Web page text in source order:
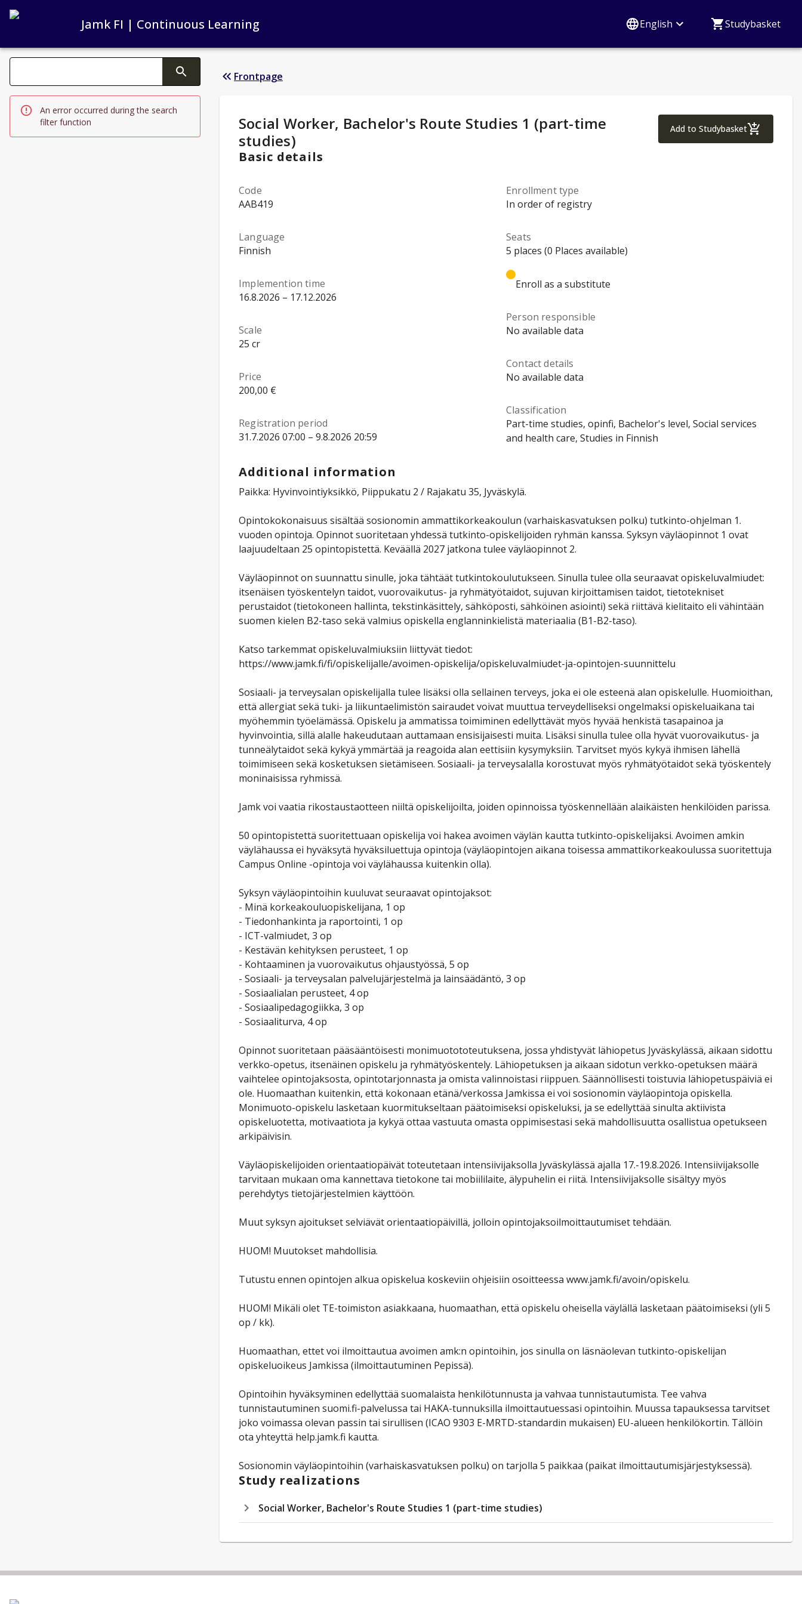
Jamk FI | Continuous Learning English Studybasket
Search filters
Changing the text triggers search
An error occurred during the search
filter function
Frontpage
Study Details:
Social Worker, Bachelor's Route Studies 1 (part-time
studies)
Add to StudybasketSocial Worker,
Basic details
Code
AAB419
Language
Finnish
Implemention time
16.8.2026 – 17.12.2026
Scale
25 cr
Price
200,00 €
Registration period
31.7.2026 07:00 – 9.8.2026 20:59
Enrollment type
In order of registry
Seats
5 places (0 Places available)
Enroll as a substitute
Person responsible
No available data
Contact details
No available data
Classification
Part-time studies, opinfi, Bachelor's level, Social services
and health care, Studies in Finnish
Additional information
Paikka: Hyvinvointiyksikkö, Piippukatu 2 / Rajakatu 35, Jyväskylä.
Opintokokonaisuus sisältää sosionomin ammattikorkeakoulun (varhaiskasvatuksen polku) tutkinto-ohjelman 1.
vuoden opintoja. Opinnot suoritetaan yhdessä tutkinto-opiskelijoiden ryhmän kanssa. Syksyn väyläopinnot 1 ovat
laajuudeltaan 25 opintopistettä. Keväällä 2027 jatkona tulee väyläopinnot 2.
Väyläopinnot on suunnattu sinulle, joka tähtäät tutkintokoulutukseen. Sinulla tulee olla seuraavat opiskeluvalmiudet:
itsenäisen työskentelyn taidot, vuorovaikutus- ja ryhmätyötaidot, sujuvan kirjoittamisen taidot, tietotekniset
perustaidot (tietokoneen hallinta, tekstinkäsittely, sähköposti, sähköinen asiointi) sekä riittävä kielitaito eli vähintään
suomen kielen B2-taso sekä valmius opiskella englanninkielistä materiaalia (B1-B2-taso).
Katso tarkemmat opiskeluvalmiuksiin liittyvät tiedot:
https://www.jamk.fi/fi/opiskelijalle/avoimen-opiskelija/opiskeluvalmiudet-ja-opintojen-suunnittelu
Sosiaali- ja terveysalan opiskelijalla tulee lisäksi olla sellainen terveys, joka ei ole esteenä alan opiskelulle. Huomioithan,
että allergiat sekä tuki- ja liikuntaelimistön sairaudet voivat muuttua terveydelliseksi ongelmaksi opiskeluaikana tai
myöhemmin työelämässä. Opiskelu ja ammatissa toimiminen edellyttävät myös hyvää henkistä tasapainoa ja
hyvinvointia, sillä alalle hakeudutaan auttamaan ensisijaisesti muita. Lisäksi sinulla tulee olla hyvät vuorovaikutus- ja
tunneälytaidot sekä kykyä ymmärtää ja reagoida alan eettisiin kysymyksiin. Tarvitset myös kykyä ihmisen lähellä
toimimiseen sekä kosketuksen sietämiseen. Sosiaali- ja terveysalalla korostuvat myös ryhmätyötaidot sekä työskentely
moninaisissa ryhmissä.
Jamk voi vaatia rikostaustaotteen niiltä opiskelijoilta, joiden opinnoissa työskennellään alaikäisten henkilöiden parissa.
50 opintopistettä suoritettuaan opiskelija voi hakea avoimen väylän kautta tutkinto-opiskelijaksi. Avoimen amkin
väylähaussa ei hyväksytä hyväksiluettuja opintoja (väyläopintojen aikana toisessa ammattikorkeakoulussa suoritettuja
Campus Online -opintoja voi väylähaussa kuitenkin olla).
Syksyn väyläopintoihin kuuluvat seuraavat opintojaksot:
- Minä korkeakouluopiskelijana, 1 op
- Tiedonhankinta ja raportointi, 1 op
- ICT-valmiudet, 3 op
- Kestävän kehityksen perusteet, 1 op
- Kohtaaminen ja vuorovaikutus ohjaustyössä, 5 op
- Sosiaali- ja terveysalan palvelujärjestelmä ja lainsäädäntö, 3 op
- Sosiaalialan perusteet, 4 op
- Sosiaalipedagogiikka, 3 op
- Sosiaaliturva, 4 op
Opinnot suoritetaan pääsääntöisesti monimuotototeutuksena, jossa yhdistyvät lähiopetus Jyväskylässä, aikaan sidottu
verkko-opetus, itsenäinen opiskelu ja ryhmätyöskentely. Lähiopetuksen ja aikaan sidotun verkko-opetuksen määrä
vaihtelee opintojaksosta, opintotarjonnasta ja omista valinnoistasi riippuen. Säännöllisesti toistuvia lähiopetuspäiviä ei
ole. Huomaathan kuitenkin, että kokonaan etänä/verkossa Jamkissa ei voi sosionomin väyläopintoja opiskella.
Monimuoto-opiskelu lasketaan kuormitukseltaan päätoimiseksi opiskeluksi, ja se edellyttää sinulta aktiivista
opiskeluotetta, motivaatiota ja kykyä ottaa vastuuta omasta oppimisestasi sekä mahdollisuutta osallistua opetukseen
arkipäivisin.
Väyläopiskelijoiden orientaatiopäivät toteutetaan intensiivijaksolla Jyväskylässä ajalla 17.-19.8.2026. Intensiivijaksolle
tarvitaan mukaan oma kannettava tietokone tai mobiililaite, älypuhelin ei riitä. Intensiivijaksolle sisältyy myös
perehdytys tietojärjestelmien käyttöön.
Muut syksyn ajoitukset selviävät orientaatiopäivillä, jolloin opintojaksoilmoittautumiset tehdään.
HUOM! Muutokset mahdollisia.
Tutustu ennen opintojen alkua opiskelua koskeviin ohjeisiin osoitteessa www.jamk.fi/avoin/opiskelu.
HUOM! Mikäli olet TE-toimiston asiakkaana, huomaathan, että opiskelu oheisella väylällä lasketaan päätoimiseksi (yli 5
op / kk).
Huomaathan, ettet voi ilmoittautua avoimen amk:n opintoihin, jos sinulla on läsnäolevan tutkinto-opiskelijan
opiskeluoikeus Jamkissa (ilmoittautuminen Pepissä).
Opintoihin hyväksyminen edellyttää suomalaista henkilötunnusta ja vahvaa tunnistautumista. Tee vahva
tunnistautuminen suomi.fi-palvelussa tai HAKA-tunnuksilla ilmoittautuessasi opintoihin. Muussa tapauksessa tarvitset
joko voimassa olevan passin tai sirullisen (ICAO 9303 E-MRTD-standardin mukaisen) EU-alueen henkilökortin. Tällöin
ota yhteyttä help.jamk.fi kautta.
Sosionomin väyläopintoihin (varhaiskasvatuksen polku) on tarjolla 5 paikkaa (paikat ilmoittautumisjärjestyksessä).
Study realizations
Social Worker, Bachelor's Route Studies 1 (part-time studies)